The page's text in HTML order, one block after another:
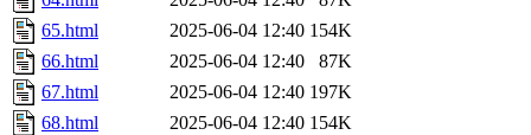
65.html
2025-06-04 12:40 154K
66.html
2025-06-04 12:40
87K
67.html
2025-06-04 12:40 197K
68.html
2025-06-04 12:40 154K